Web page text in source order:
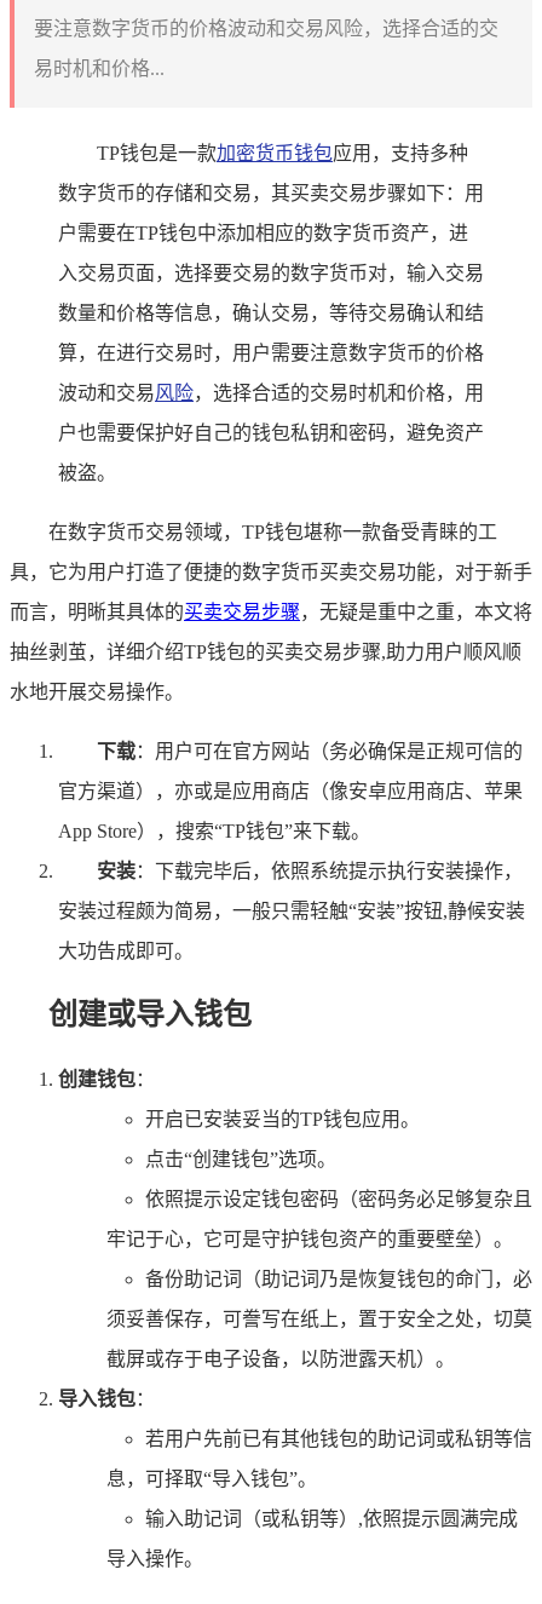
要注意数字货币的价格波动和交易风险，选择合适的交
易时机和价格...
TP钱包是一款加密货币钱包应用，支持多种
数字货币的存储和交易，其买卖交易步骤如下：用
户需要在TP钱包中添加相应的数字货币资产，进
入交易页面，选择要交易的数字货币对，输入交易
数量和价格等信息，确认交易，等待交易确认和结
算，在进行交易时，用户需要注意数字货币的价格
波动和交易风险，选择合适的交易时机和价格，用
户也需要保护好自己的钱包私钥和密码，避免资产
被盗。
在数字货币交易领域，TP钱包堪称一款备受青睐的工
具，它为用户打造了便捷的数字货币买卖交易功能，对于新手
而言，明晰其具体的买卖交易步骤，无疑是重中之重，本文将
抽丝剥茧，详细介绍TP钱包的买卖交易步骤,助力用户顺风顺
水地开展交易操作。
下载：用户可在官方网站（务必确保是正规可信的
官方渠道），亦或是应用商店（像安卓应用商店、苹果
App Store），搜索“TP钱包”来下载。
安装：下载完毕后，依照系统提示执行安装操作，
安装过程颇为简易，一般只需轻触“安装”按钮,静候安装
大功告成即可。
创建或导入钱包
创建钱包：
开启已安装妥当的TP钱包应用。
点击“创建钱包”选项。
依照提示设定钱包密码（密码务必足够复杂且
牢记于心，它可是守护钱包资产的重要壁垒）。
备份助记词（助记词乃是恢复钱包的命门，必
须妥善保存，可誊写在纸上，置于安全之处，切莫
截屏或存于电子设备，以防泄露天机）。
导入钱包：
若用户先前已有其他钱包的助记词或私钥等信
息，可择取“导入钱包”。
输入助记词（或私钥等）,依照提示圆满完成
导入操作。